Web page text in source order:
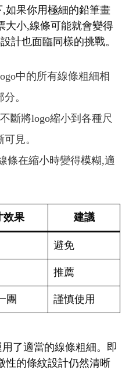
如果你用極細的鉛筆畫
大小,線條可能就會變得
計也面臨同樣的挑戰。
中的所有線條粗細相
。
斷將logo縮小到各種尺
見。
條在縮小時變得模糊,適
效果 建議
避免
推薦
團 謹慎使用
了適當的線條粗細。即
性的條紋設計仍然清晰